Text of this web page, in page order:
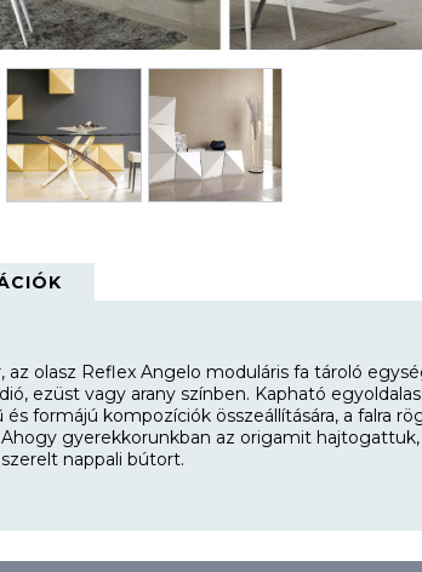
az olasz Reflex Angelo moduláris fa tároló
ezüst vagy arany színben. Kapható
formájú kompozíciók összeállítására, a falra
gyerekkorunkban az origamit
nappali bútort.